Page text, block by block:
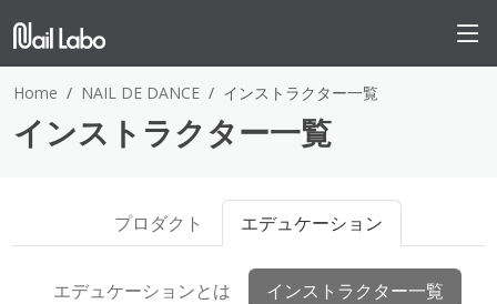
Home NAIL DE DANCE インストラクター一覧
インストラクター一覧
プロダクト エデュケーション
エデュケーションとは インストラクター一覧